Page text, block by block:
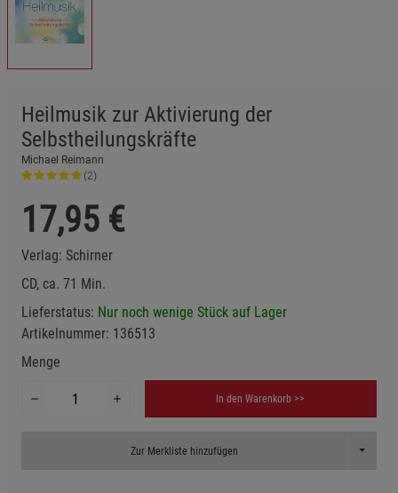
Heilmusik zur Aktivierung der
Selbstheilungskräfte
Michael Reimann
(2)
17,95 €
Verlag: Schirner
CD, ca. 71 Min.
Lieferstatus: Nur noch wenige Stück auf Lager
Artikelnummer: 136513
Menge
In den Warenkorb >>
Zur Merkliste hinzufügen Toggle